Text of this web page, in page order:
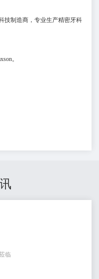
技制造商，专业生产精密牙科
。
临